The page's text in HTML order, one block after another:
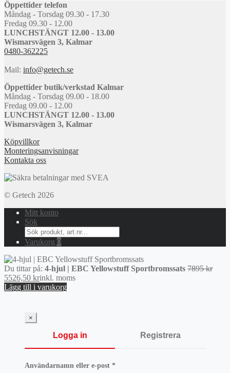
Öppettider telefon
Måndag - Torsdag 09.30 - 17.30
Fredag 09.30 - 12.00
LUNCHSTÄNGT 12.00 - 13.00
Wismarsvägen 3, Kalmar
0480-362225
Mail: info@getech.se
Öppettider butik/verkstad Kalmar
Måndag - Torsdag 09.00 - 18.00
Fredag 09.00 - 12.00
LUNCHSTÄNGT 12.00 - 13.00
Wismarsvägen 3, Kalmar
Köpvillkor
Monteringsanvisningar
Kontakta oss
© Getech 2026
Mitt konto
Sök
Search
for:
Varukorg 0
Du tittar på: 4-hjul | EBC Yellowstuff Sportbromssats 7895krDet
5526,50 krDet
nuvarande
inkl. moms
Lägg till i varukorg
×
Logga in Registrera
Användarnamn eller e-post *Obligatoriskt